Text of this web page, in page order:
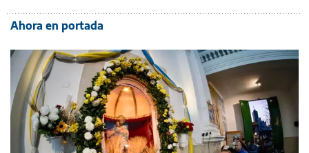
Ahora en portada